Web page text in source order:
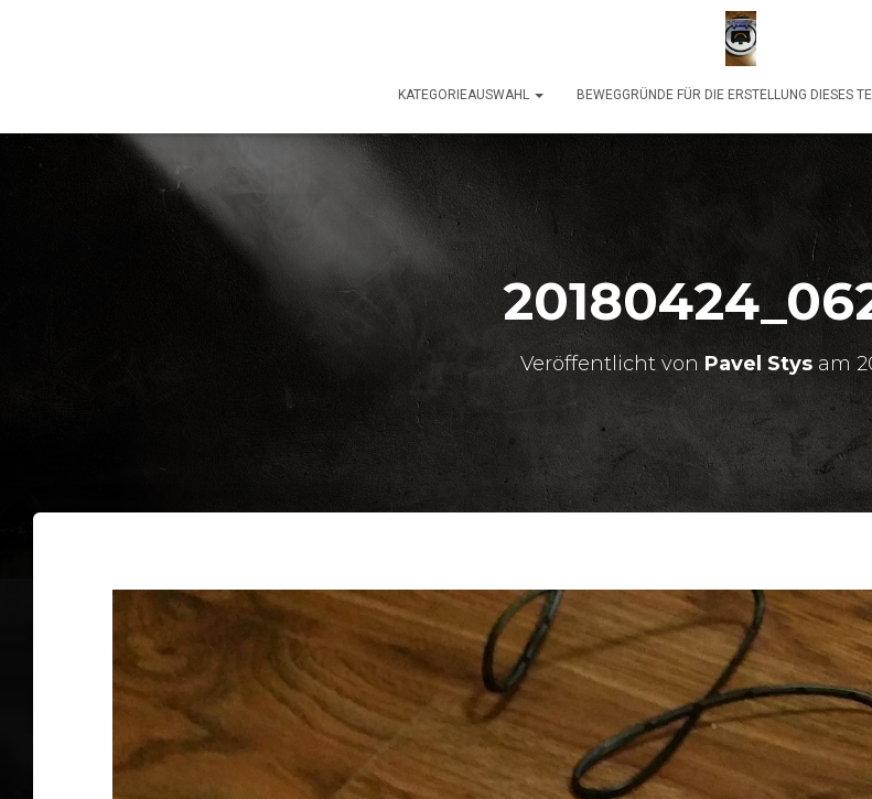
KATEGORIEAUSWAHL BEWEGGRÜNDE FÜR DIE ERSTELLUNG DIESES
Veröffentlicht von Pavel Stysam